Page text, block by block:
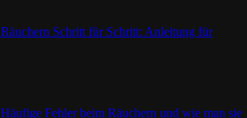
Räuchern Schritt für Schritt: Anleitung für
Häufige Fehler beim Räuchern und wie man sie